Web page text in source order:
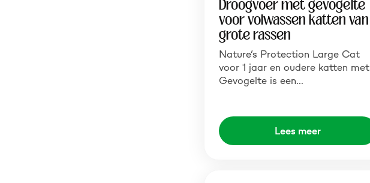
Droogvoer met gevogelte
voor volwassen katten van
grote rassen
Nature’s Protection Large Cat
voor 1 jaar en oudere katten met
Gevogelte is een…
Lees meer